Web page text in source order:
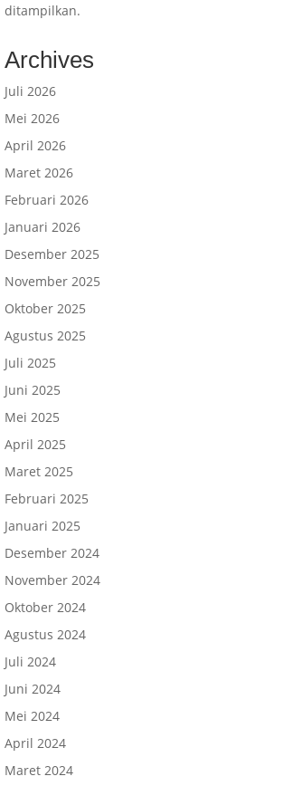
ditampilkan.
Archives
Juli 2026
Mei 2026
April 2026
Maret 2026
Februari 2026
Januari 2026
Desember 2025
November 2025
Oktober 2025
Agustus 2025
Juli 2025
Juni 2025
Mei 2025
April 2025
Maret 2025
Februari 2025
Januari 2025
Desember 2024
November 2024
Oktober 2024
Agustus 2024
Juli 2024
Juni 2024
Mei 2024
April 2024
Maret 2024